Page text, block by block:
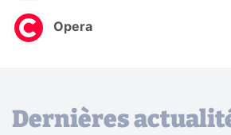
Opera
Dernières